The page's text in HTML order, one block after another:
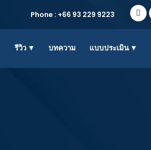
Phone : +66 93 229 9223
รีวิว ▼ บทความ แบบประเมิน ▼